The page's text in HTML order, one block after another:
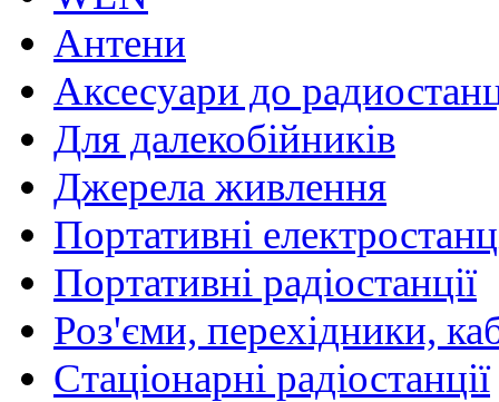
Антени
Аксесуари до
Для далекобійників
Джерела живлення
Портативні
Портативні радіостанції
Роз'єми, перехідники,
Стаціонарні радіостанції